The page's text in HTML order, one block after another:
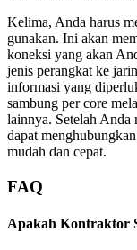
Kelima, Anda harus
gunakan. Ini akan
koneksi yang akan
jenis perangkat ke
informasi yang
sambung per core
lainnya. Setelah Anda
dapat
mudah dan cepat.
FAQ
Apakah Kontraktor